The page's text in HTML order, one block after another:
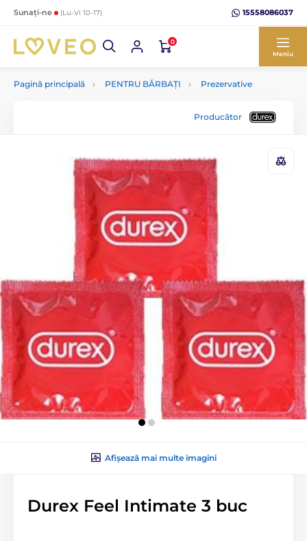
Sunați-ne (Lu-Vi 10-17) 15558086037
0
Meniu
Pagină principală PENTRU BĂRBAȚI Prezervative
Producător
Afișează mai multe imagini
Durex Feel Intimate 3 buc